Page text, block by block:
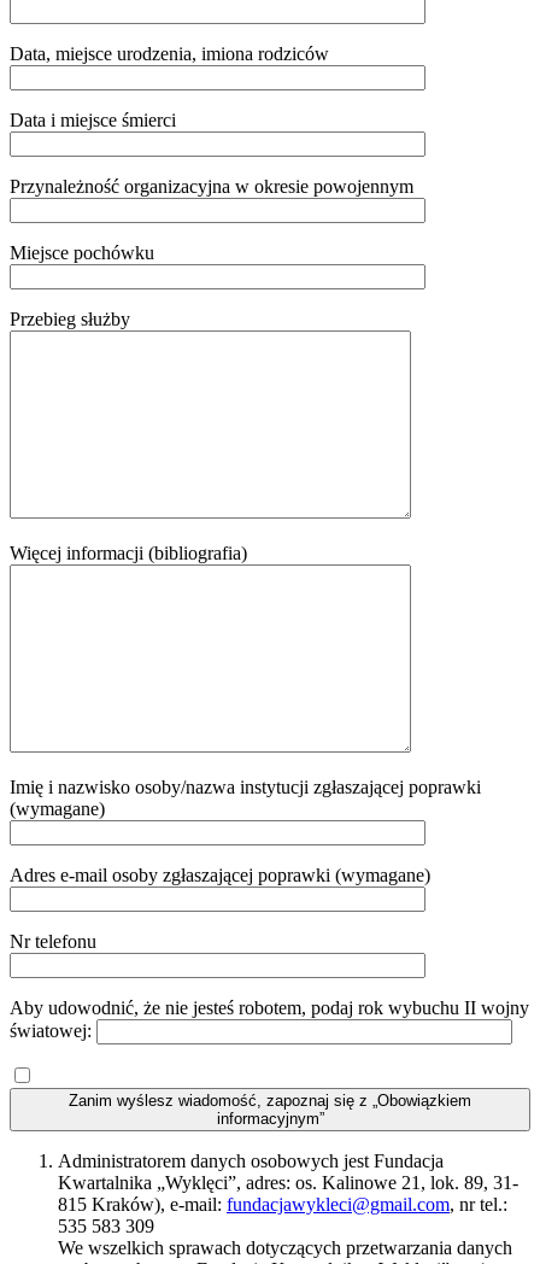
Data, miejsce urodzenia, imiona rodziców
Data i miejsce śmierci
Przynależność organizacyjna w okresie powojennym
Miejsce pochówku
Przebieg służby
Więcej informacji (bibliografia)
Imię i nazwisko osoby/nazwa instytucji zgłaszającej poprawki
(wymagane)
Adres e-mail osoby zgłaszającej poprawki (wymagane)
Nr telefonu
Aby udowodnić, że nie jesteś robotem, podaj rok wybuchu II wojny
światowej:
Zanim wyślesz wiadomość, zapoznaj się z „Obowiązkiem
informacyjnym”
Administratorem danych osobowych jest Fundacja
Kwartalnika „Wyklęci”, adres: os. Kalinowe 21, lok. 89, 31-
815 Kraków), e-mail: fundacjawykleci@gmail.com, nr tel.:
535 583 309
We wszelkich sprawach dotyczących przetwarzania danych